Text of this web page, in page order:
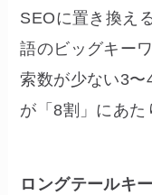
SEOに置き換え
語のビッグキー
索数が少ない3〜
が「8割」にあた
ロングテールキ